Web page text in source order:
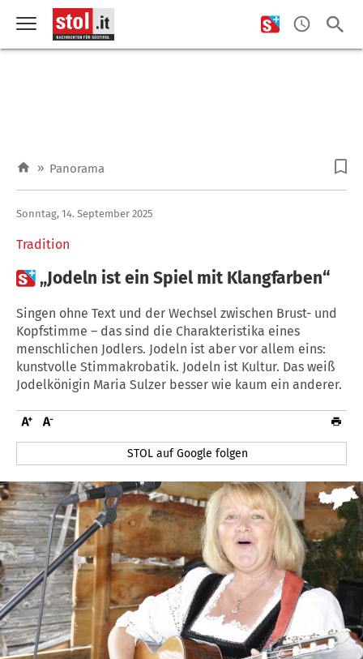
» Panorama
Tradition
Sonntag, 14. September 2025
„Jodeln ist ein Spiel mit Klangfarben“
Singen ohne Text und der Wechsel zwischen Brust- und
Kopfstimme – das sind die Charakteristika eines
menschlichen Jodlers. Jodeln ist aber vor allem eins:
kunstvolle Stimmakrobatik. Jodeln ist Kultur. Das weiß
Jodelkönigin Maria Sulzer besser wie kaum ein anderer.
STOL auf Google folgen